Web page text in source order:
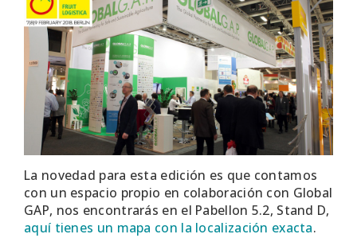
La novedad para esta edición es que contamos
con un espacio propio en colaboración con Global
GAP, nos encontrarás en el Pabellon 5.2, Stand D,
aquí tienes un mapa con la localización exacta.